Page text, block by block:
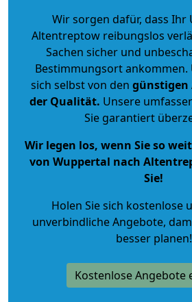
Wir sorgen dafür, dass Ihr
Altentreptow reibungslos
Sachen sicher und
Bestimmungsort ankommen.
sich selbst von den günstigen
der Qualität. Unsere
Sie garantiert
Wir legen los, wenn Sie so
von Wuppertal nach
Sie!
Holen Sie sich kostenlose
unverbindliche Angebote,
besser planen!
Kostenlose Angebote